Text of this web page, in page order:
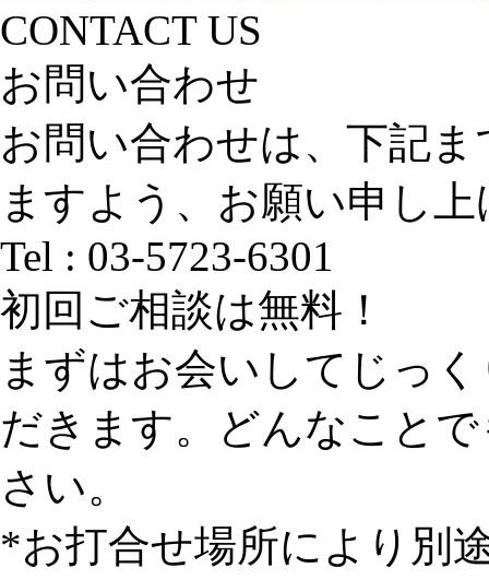
CONTACT US
お問い合わせ
お問い合わせは、下記
ますよう、お願い申し
Tel : 03-5723-6301
初回ご相談は無料！
まずはお会いしてじっ
だきます。どんなこと
さい。
*お打合せ場所により別